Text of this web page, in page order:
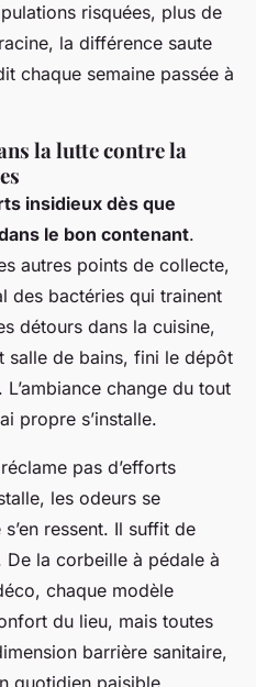
risquées, plus de
la différence saute
chaque semaine passée à
la lutte contre la
insidieux dès que
le bon contenant.
autres points de collecte,
des bactéries qui trainent
détours dans la cuisine,
salle de bains, fini le dépôt
change du tout
propre s’installe.
pas d’efforts
les odeurs se
ressent. Il suffit de
la corbeille à pédale à
chaque modèle
du lieu, mais toutes
barrière sanitaire,